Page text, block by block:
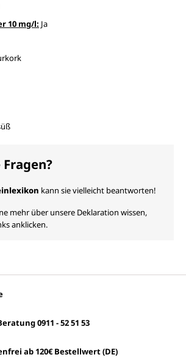
10 mg/l: Ja
Fragen?
kann sie vielleicht beantworten!
mehr über unsere Deklaration wissen,
anklicken.
0911 - 52 51 53
ab 120€ Bestellwert (DE)